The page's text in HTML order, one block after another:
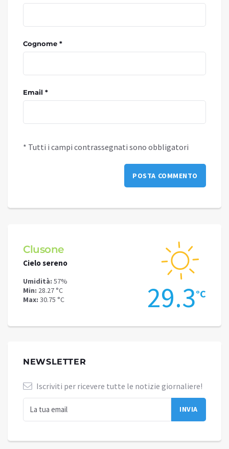
Cognome *
Email *
* Tutti i campi contrassegnati sono obbligatori
Clusone
Cielo sereno
Umidità: 57%
Min: 28.27 °C
Max: 30.75 °C 29.3°C
NEWSLETTER
Iscriviti per ricevere tutte le notizie giornaliere!